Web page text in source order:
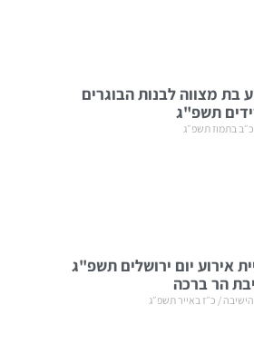
בת מצווה לבנות הבוגרים
תשפ"ג
כ״ב בתמוז תשפ״ג
אירוע יום ירושלים תשפ"ג
הר ברכה
כ״ז באייר תשפ״ג